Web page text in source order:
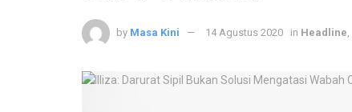
by Masa Kini 14 Agustus 2020 in Headline